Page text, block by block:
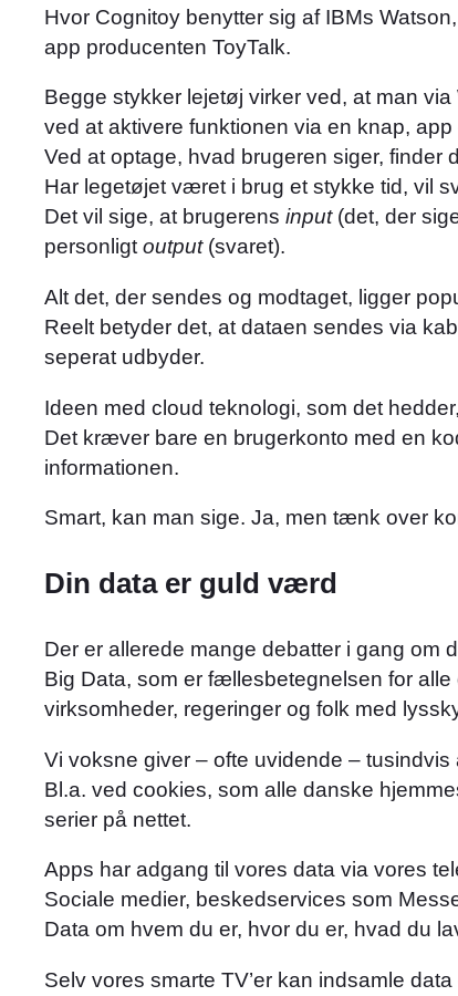
Hvor Cognitoy benytter sig af IBMs
app producenten ToyTalk.
Begge stykker lejetøj virker ved, at man
ved at aktivere funktionen via en knap, app
Ved at optage, hvad brugeren siger, finder
Har legetøjet været i brug et stykke tid, vil
Det vil sige, at brugerens input(det, der
personligtoutput(svaret).
Alt det, der sendes og modtaget, ligger
Reelt betyder det, at dataen sendes via
seperat udbyder.
Ideen med cloud teknologi, som det
Det kræver bare en brugerkonto med en
informationen.
Smart, kan man sige. Ja, men tænk over
Din data er guld værd
Der er allerede mange debatter i gang om
Big Data, som er fællesbetegnelsen for
virksomheder, regeringer og folk med
Vi voksne giver – ofte uvidende –
Bl.a. ved cookies, som alle danske
serier på nettet.
Apps har adgang til vores data via vores
Sociale medier, beskedservices som
Data om hvem du er, hvor du er, hvad du
Selv vores smarte TV’er kan indsamle